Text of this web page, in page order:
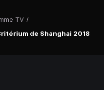
TV /
de Shanghai 2018